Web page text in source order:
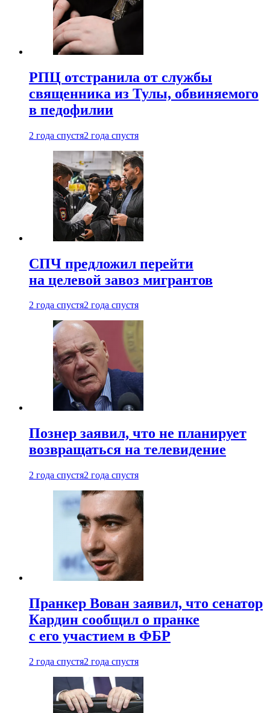
РПЦ отстранила от службы
священника из Тулы, обвиняемого
в педофилии
2 года спустя2 года спустя
СПЧ предложил перейти
на целевой завоз мигрантов
2 года спустя2 года спустя
Познер заявил, что не планирует
возвращаться на телевидение
2 года спустя2 года спустя
Пранкер Вован заявил, что сенатор
Кардин сообщил о пранке
с его участием в ФБР
2 года спустя2 года спустя